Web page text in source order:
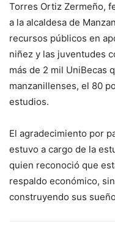
Torres Ortiz Zermeño,
a la alcaldesa de
recursos públicos en
niñez y las juventudes
más de 2 mil UniBecas
manzanillenses, el 80
estudios.
El agradecimiento por
estuvo a cargo de la
quien reconoció que
respaldo económico,
construyendo sus